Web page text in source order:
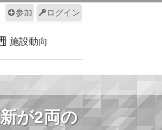
ログイン
参加
施設動向
イトについて
が2両の